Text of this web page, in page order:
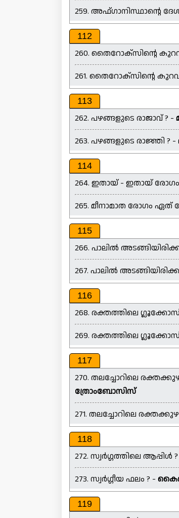
259. അഫ്ഗാനിസ്ഥാന്റെ
112
260. തൈറോക്സിന്റെ
261. തൈറോക്സിന്റെ
113
262. പഴങ്ങളുടെ രാജാവ് ? -
263. പഴങ്ങളുടെ രാജ്ഞി ? -
114
264. ഇതായ് - ഇതായ്
265. മീനാമാത രോഗം ഏത്
115
266. പാലിൽ
267. പാലിൽ
116
268. രക്തത്തിലെ
269. രക്തത്തിലെ
117
270. തലച്ചോറിലെ
ത്രോംബോസിസ്
271. തലച്ചോറിലെ
118
272. സ്വർഗ്ഗത്തിലെ ആപ്പിൾ
273. സ്വർഗ്ഗീയ ഫലം ? -
119